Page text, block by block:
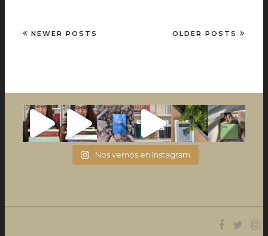
NEWER POSTS OLDER POSTS
Nos vemos en Instagram